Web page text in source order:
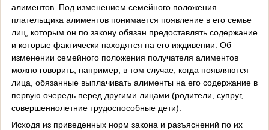
алиментов. Под изменением семейного положения
плательщика алиментов понимается появление в его семье
лиц, которым он по закону обязан предоставлять содержание
и которые фактически находятся на его иждивении. Об
изменении семейного положения получателя алиментов
можно говорить, например, в том случае, когда появляются
лица, обязанные выплачивать алименты на его содержание в
первую очередь перед другими лицами (родители, супруг,
совершеннолетние трудоспособные дети).
Исходя из приведенных норм закона и разъяснений по их